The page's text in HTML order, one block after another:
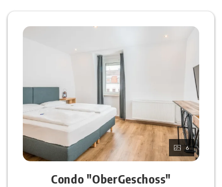
6
Condo "OberGeschoss"